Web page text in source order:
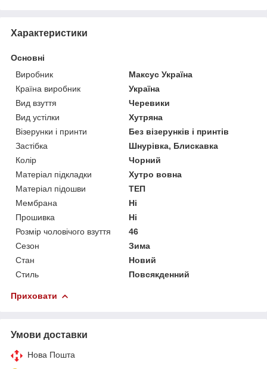
Характеристики
Основні
Виробник
Максус Україна
Країна виробник
Україна
Вид взуття
Черевики
Вид устілки
Хутряна
Візерунки і принти
Без візерунків і принтів
Застібка
Шнурівка, Блискавка
Колір
Чорний
Матеріал підкладки
Хутро вовна
Матеріал підошви
ТЕП
Мембрана
Ні
Прошивка
Ні
Розмір чоловічого взуття
46
Сезон
Зима
Стан
Новий
Стиль
Повсякденний
Приховати
Умови доставки
Нова Пошта